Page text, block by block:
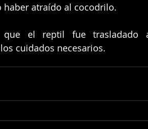
haber atraído al cocodrilo.
que el reptil fue trasladado
cuidados necesarios.